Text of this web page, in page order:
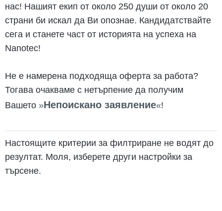
нас! Нашият екип от около 250 души от около 20
страни би искал да Ви опознае. Кандидатствайте
сега и станете част от историята на успеха на
Nanotec!
Не е намерена подходяща оферта за работа?
Тогава очакваме с нетърпение да получим
Вашето
Непоискано заявление !
Настоящите критерии за филтриране не водят до
резултат. Моля, изберете други настройки за
търсене.